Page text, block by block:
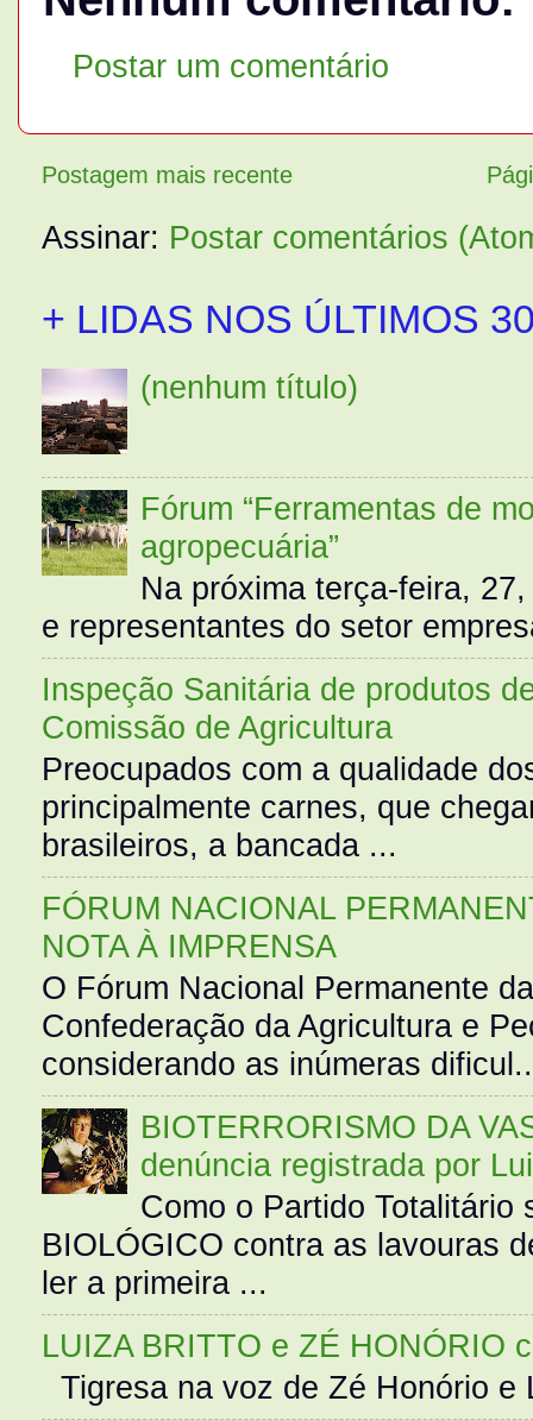
Postar um comentário
Postagem mais recente
Assinar: Postar comentários
+ LIDAS NOS ÚLTIMOS
(nenhum título)
Fórum “Ferramentas de
agropecuária”
Na próxima terça-feira,
e representantes do setor
Inspeção Sanitária de produtos
Comissão de Agricultura
Preocupados com a qualidade
principalmente carnes, que
brasileiros, a bancada ...
FÓRUM NACIONAL
NOTA À IMPRENSA
O Fórum Nacional Permanente
Confederação da Agricultura e
considerando as inúmeras
BIOTERRORISMO DA
denúncia registrada por
Como o Partido Totalitário
BIOLÓGICO contra as lavouras
ler a primeira ...
LUIZA BRITTO e ZÉ HONÓRIO
Tigresa na voz de Zé Honório